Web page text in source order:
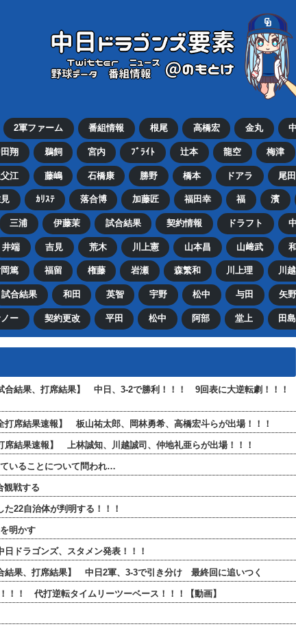
2軍ファーム 番組情報 根尾 高橋宏 金丸
翔 鵜飼 宮内 ﾌﾞﾗｲﾄ 辻本 龍空 梅津
江 藤嶋 石橋康 勝野 橋本 ドアラ 尾田
ｶﾘｽﾃ 落合博 加藤匠 福田幸 福 濱
三浦 伊藤茉 試合結果 契約情報 ドラフト
井端 吉見 荒木 川上憲 山本昌 山﨑武
篤 福留 権藤 岩瀬 森繁和 川上理 川越
試合結果 和田 英智 宇野 松中 与田 矢
ー 契約更改 平田 松中 阿部 堂上 田島
結果、打席結果】 中日、3-2で勝利！！！ 9回表に大逆転劇！！！
席結果速報】 板山祐太郎、岡林勇希、高橋宏斗らが出場！！！
結果速報】 上林誠知、川越誠司、仲地礼亜らが出場！！！
いることについて問われ…
観戦する
22自治体が判明する！！！
明かす
ドラゴンズ、スタメン発表！！！
果、打席結果】 中日2軍、3-3で引き分け 最終回に追いつく
！！ 代打逆転タイムリーツーベース！！！【動画】